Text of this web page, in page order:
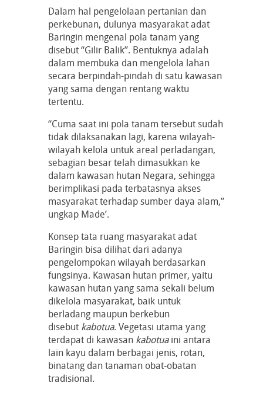
Dalam hal pengelolaan pertanian dan
perkebunan, dulunya masyarakat adat
Baringin mengenal pola tanam yang
disebut “Gilir Balik”. Bentuknya adalah
dalam membuka dan mengelola lahan
secara berpindah-pindah di satu kawasan
yang sama dengan rentang waktu
tertentu.
“Cuma saat ini pola tanam tersebut sudah
tidak dilaksanakan lagi, karena wilayah-
wilayah kelola untuk areal perladangan,
sebagian besar telah dimasukkan ke
dalam kawasan hutan Negara, sehingga
berimplikasi pada terbatasnya akses
masyarakat terhadap sumber daya alam,”
ungkap Made’.
Konsep tata ruang masyarakat adat
Baringin bisa dilihat dari adanya
pengelompokan wilayah berdasarkan
fungsinya. Kawasan hutan primer, yaitu
kawasan hutan yang sama sekali belum
dikelola masyarakat, baik untuk
berladang maupun berkebun
disebut kabotua. Vegetasi utama yang
terdapat di kawasan kabotuaini antara
lain kayu dalam berbagai jenis, rotan,
binatang dan tanaman obat-obatan
tradisional.